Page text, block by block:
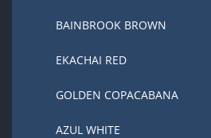
BAINBROOK BROWN
EKACHAI RED
GOLDEN COPACABANA
AZUL WHITE